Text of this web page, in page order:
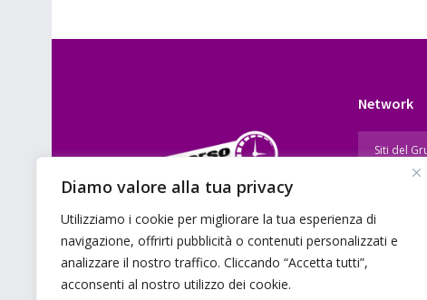
Diamo valore alla tua privacy
Utilizziamo i cookie per migliorare la tua esperienza di
navigazione, offrirti pubblicità o contenuti personalizzati e
analizzare il nostro traffico. Cliccando “Accetta tutti”,
acconsenti al nostro utilizzo dei cookie.
E’ un portale di news ai sensi del D.L.
7/5/2001 n. 62
Network